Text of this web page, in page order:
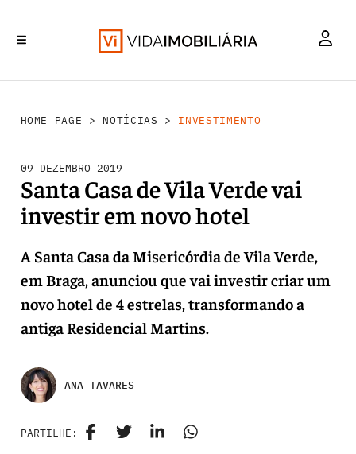
HOME PAGE > NOTÍCIAS > INVESTIMENTO
09 DEZEMBRO 2019
Santa Casa de Vila Verde vai
investir em novo hotel
A Santa Casa da Misericórdia de Vila Verde,
em Braga, anunciou que vai investir criar um
novo hotel de 4 estrelas, transformando a
antiga Residencial Martins.
ANA TAVARES
PARTILHE: